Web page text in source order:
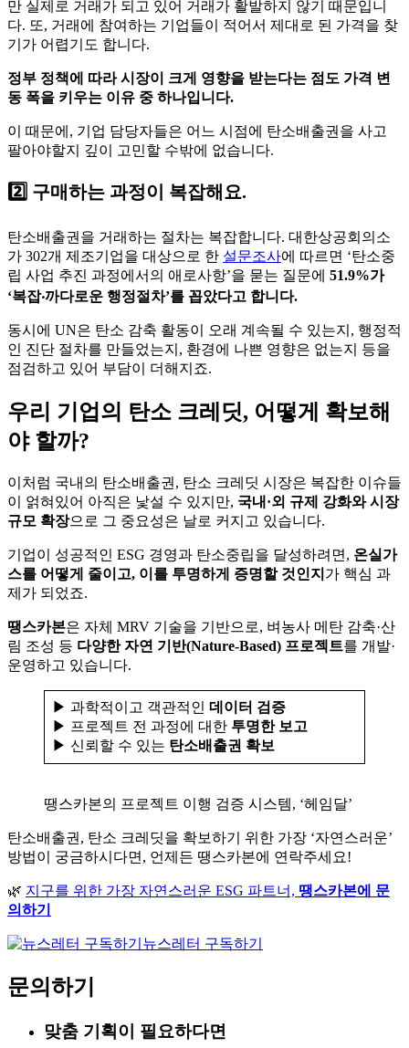
만 실제로 거래가 되고 있어 거래가 활발하지 않기 때문입니
다. 또, 거래에 참여하는 기업들이 적어서 제대로 된 가격을 찾
기가 어렵기도 합니다.
정부 정책에 따라 시장이 크게 영향을 받는다는 점도 가격 변
동 폭을 키우는 이유 중 하나입니다.
이 때문에, 기업 담당자들은 어느 시점에 탄소배출권을 사고
팔아야할지 깊이 고민할 수밖에 없습니다.
2️⃣ 구매하는 과정이 복잡해요.
탄소배출권을 거래하는 절차는 복잡합니다. 대한상공회의소
가 302개 제조기업을 대상으로 한 설문조사에 따르면 ‘탄소중
립 사업 추진 과정에서의 애로사항’을 묻는 질문에 51.9%가
‘복잡‧까다로운 행정절차’를 꼽았다고 합니다.
동시에 UN은 탄소 감축 활동이 오래 계속될 수 있는지, 행정적
인 진단 절차를 만들었는지, 환경에 나쁜 영향은 없는지 등을
점검하고 있어 부담이 더해지죠.
우리 기업의 탄소 크레딧, 어떻게 확보해
야 할까?
이처럼 국내의 탄소배출권, 탄소 크레딧 시장은 복잡한 이슈들
이 얽혀있어 아직은 낯설 수 있지만, 국내·외 규제 강화와 시장
규모 확장으로 그 중요성은 날로 커지고 있습니다.
기업이 성공적인 ESG 경영과 탄소중립을 달성하려면, 온실가
스를 어떻게 줄이고, 이를 투명하게 증명할 것인지 가 핵심 과
제가 되었죠.
땡스카본은 자체 MRV 기술을 기반으로, 벼농사 메탄 감축·산
림 조성 등 다양한 자연 기반(Nature-Based) 프로젝트를 개발·
운영하고 있습니다.
▶ 과학적이고 객관적인 데이터 검증
▶ 프로젝트 전 과정에 대한 투명한 보고
▶ 신뢰할 수 있는 탄소배출권 확보
땡스카본의 프로젝트 이행 검증 시스템, ‘헤임달’
탄소배출권, 탄소 크레딧을 확보하기 위한 가장 ‘자연스러운’
방법이 궁금하시다면, 언제든 땡스카본에 연락주세요!
🌿 지구를 위한 가장 자연스러운 ESG 파트너, 땡스카본에 문
의하기
뉴스레터 구독하기
문의하기
맞춤 기획이 필요하다면